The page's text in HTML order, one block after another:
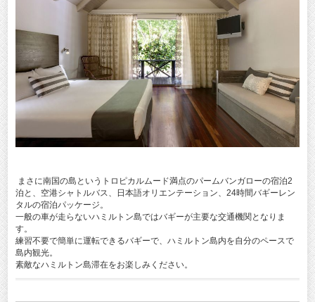
まさに南国の島というトロピカルムード満点のパームバンガローの宿泊2
泊と、空港シャトルバス、日本語オリエンテーション、24時間バギーレン
タルの宿泊パッケージ。
一般の車が走らないハミルトン島ではバギーが主要な交通機関となりま
す。
練習不要で簡単に運転できるバギーで、ハミルトン島内を自分のペースで
島内観光。
素敵なハミルトン島滞在をお楽しみください。